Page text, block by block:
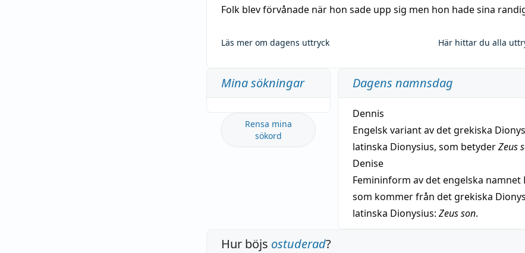
Folk blev förvånade när hon sade upp sig men hon hade sina
Läs mer om dagens uttryck Här hittar du alla
Mina sökningar
Rensa mina
sökord
Dagens namnsdag
Dennis
Engelsk variant av det grekiska
latinska Dionysius, som betyderZeus
Denise
Femininform av det engelska namnet
som kommer från det grekiska
latinska Dionysius: Zeus son.
Hur böjs ostuderad?